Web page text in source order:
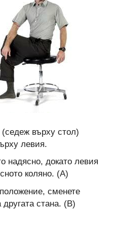
върху стол)
левия.
надясно, докато левия
коляно. (А)
сменете
другата стана. (В)